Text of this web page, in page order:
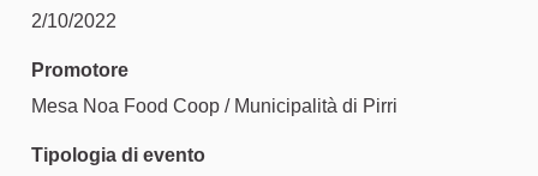
2/10/2022
Promotore
Mesa Noa Food Coop / Municipalità di Pirri
Tipologia di evento